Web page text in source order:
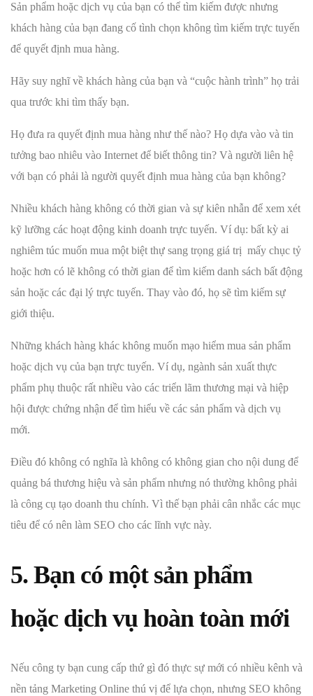
Sản phẩm hoặc dịch vụ của bạn có thể tìm kiếm được nhưng
khách hàng của bạn đang cố tình chọn không tìm kiếm trực tuyến
để quyết định mua hàng.
Hãy suy nghĩ về khách hàng của bạn và “cuộc hành trình” họ trải
qua trước khi tìm thấy bạn.
Họ đưa ra quyết định mua hàng như thế nào? Họ dựa vào và tin
tưởng bao nhiêu vào Internet để biết thông tin? Và người liên hệ
với bạn có phải là người quyết định mua hàng của bạn không?
Nhiều khách hàng không có thời gian và sự kiên nhẫn để xem xét
kỹ lưỡng các hoạt động kinh doanh trực tuyến. Ví dụ: bất kỳ ai
nghiêm túc muốn mua một biệt thự sang trọng giá trị mấy chục tỷ
hoặc hơn có lẽ không có thời gian để tìm kiếm danh sách bất động
sản hoặc các đại lý trực tuyến. Thay vào đó, họ sẽ tìm kiếm sự
giới thiệu.
Những khách hàng khác không muốn mạo hiểm mua sản phẩm
hoặc dịch vụ của bạn trực tuyến. Ví dụ, ngành sản xuất thực
phẩm phụ thuộc rất nhiều vào các triển lãm thương mại và hiệp
hội được chứng nhận để tìm hiểu về các sản phẩm và dịch vụ
mới.
Điều đó không có nghĩa là không có không gian cho nội dung để
quảng bá thương hiệu và sản phẩm nhưng nó thường không phải
là công cụ tạo doanh thu chính. Vì thế bạn phải cân nhắc các mục
tiêu để có nên làm SEO cho các lĩnh vực này.
5. Bạn có một sản phẩm
hoặc dịch vụ hoàn toàn mới
Nếu công ty bạn cung cấp thứ gì đó thực sự mới có nhiều kênh và
nền tảng Marketing Online thú vị để lựa chọn, nhưng SEO không